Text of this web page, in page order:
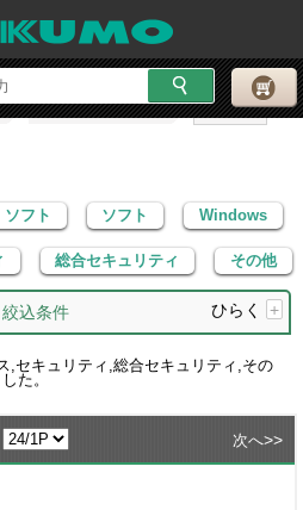
フト
Windows
総合セキュリティ その他
ソフト ソフト Windows
総合セキュリティ その他
絞込条件 ひらく +
,セキュリティ,総合セキュリティ,その
た。
次へ>>